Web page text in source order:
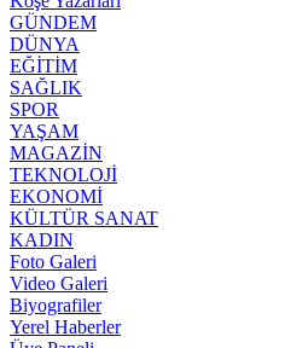
GÜNDEM
DÜNYA
EĞİTİM
SAĞLIK
SPOR
YAŞAM
MAGAZİN
TEKNOLOJİ
EKONOMİ
KÜLTÜR SANAT
KADIN
Foto Galeri
Video Galeri
Biyografiler
Yerel Haberler